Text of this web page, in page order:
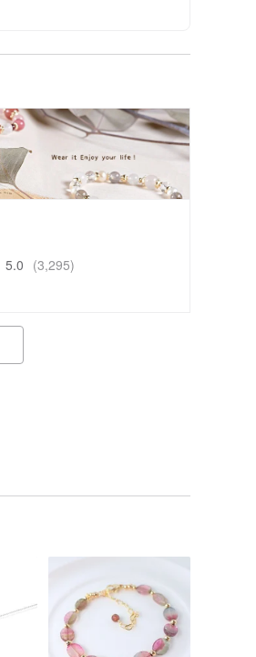
5.0 (3,295)